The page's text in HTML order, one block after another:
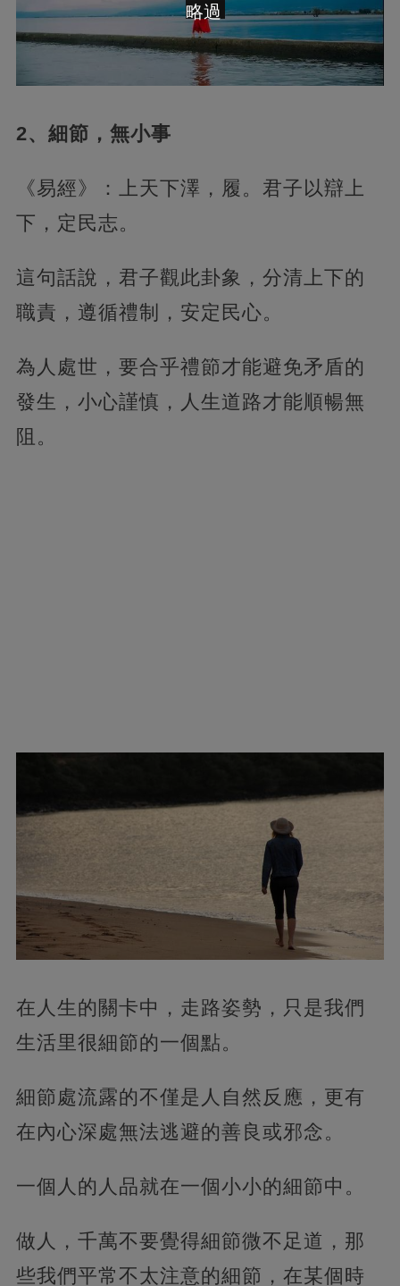
2、細節，無小事
《易經》：上天下澤，履。君子以辯上
下，定民志。
這句話說，君子觀此卦象，分清上下的
職責，遵循禮制，安定民心。
為人處世，要合乎禮節才能避免矛盾的
發生，小心謹慎，人生道路才能順暢無
阻。
在人生的關卡中，走路姿勢，只是我們
生活里很細節的一個點。
細節處流露的不僅是人自然反應，更有
在內心深處無法逃避的善良或邪念。
一個人的人品就在一個小小的細節中。
做人，千萬不要覺得細節微不足道，那
些我們平常不太注意的細節，在某個時
略過